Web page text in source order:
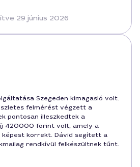
29 június 2026
Szegeden kimagasló volt.
felmérést végzett a
pontosan illeszkedtek a
420000 forint volt, amely a
képest korrekt. Dávid segített a
rendkívül felkészültnek tűnt.